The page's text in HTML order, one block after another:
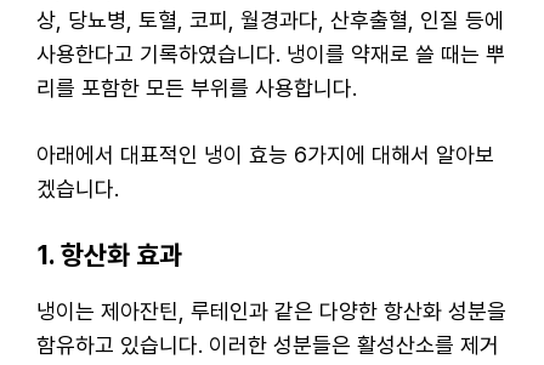
상, 당뇨병, 토혈, 코피, 월경과다, 산후출혈, 인질 등에
사용한다고 기록하였습니다. 냉이를 약재로 쓸 때는 뿌
리를 포함한 모든 부위를 사용합니다.
아래에서 대표적인 냉이 효능 6가지에 대해서 알아보
겠습니다.
1. 항산화 효과
냉이는 제아잔틴, 루테인과 같은 다양한 항산화 성분을
함유하고 있습니다. 이러한 성분들은 활성산소를 제거